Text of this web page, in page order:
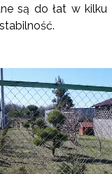
są do łat w kilku